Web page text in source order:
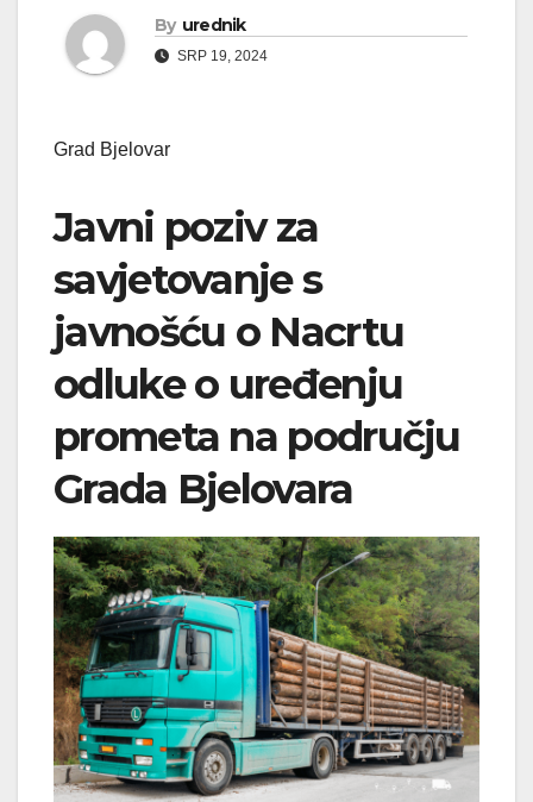
By urednik
SRP 19, 2024
Grad Bjelovar
Javni poziv za
savjetovanje s
javnošću o Nacrtu
odluke o uređenju
prometa na području
Grada Bjelovara